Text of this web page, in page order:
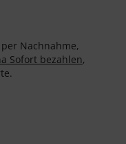
Nachnahme,
Sofort bezahlen,